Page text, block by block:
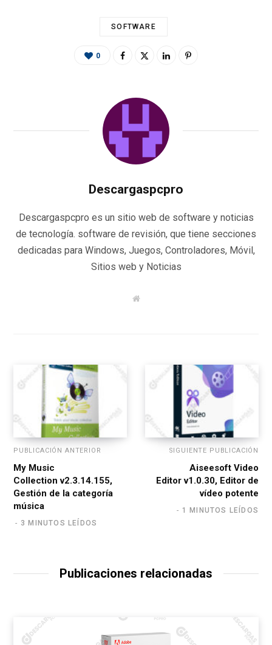
SOFTWARE
0
Descargaspcpro
Descargaspcpro es un sitio web de software y noticias
de tecnología. software de revisión, que tiene secciones
dedicadas para Windows, Juegos, Controladores, Móvil,
Sitios web y Noticias
W
PUBLICACIÓN ANTERIOR
My Music
Collection v2.3.14.155,
Gestión de la categoría
música
3 MINUTOS LEÍDOS
SIGUIENTE PUBLICACIÓN
Aiseesoft Video
Editor v1.0.30, Editor de
vídeo potente
1 MINUTOS LEÍDOS
Publicaciones relacionadas